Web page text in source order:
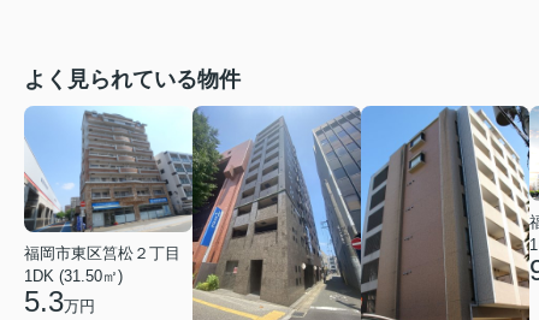
よく見られている物件
福岡市東区筥松２丁目
1DK (31.50㎡)
5.3万円